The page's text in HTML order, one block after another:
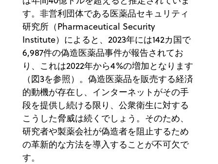
す。非営利団体である医薬品セキュリティ
研究所（Pharmaceutical Security
Institute）によると、2023年には142カ国で
6,987件の偽造医薬品事件が報告されてお
り、これは2022年から4%の増加となります
（図3を参照）。偽造医薬品を販売する経済
的動機が存在し、インターネットがその手
段を提供し続ける限り、公衆衛生に対する
こうした脅威は続くでしょう。そのため、
研究者や製薬会社が偽造者を阻止するため
の革新的な方法を導入することが不可欠で
す。